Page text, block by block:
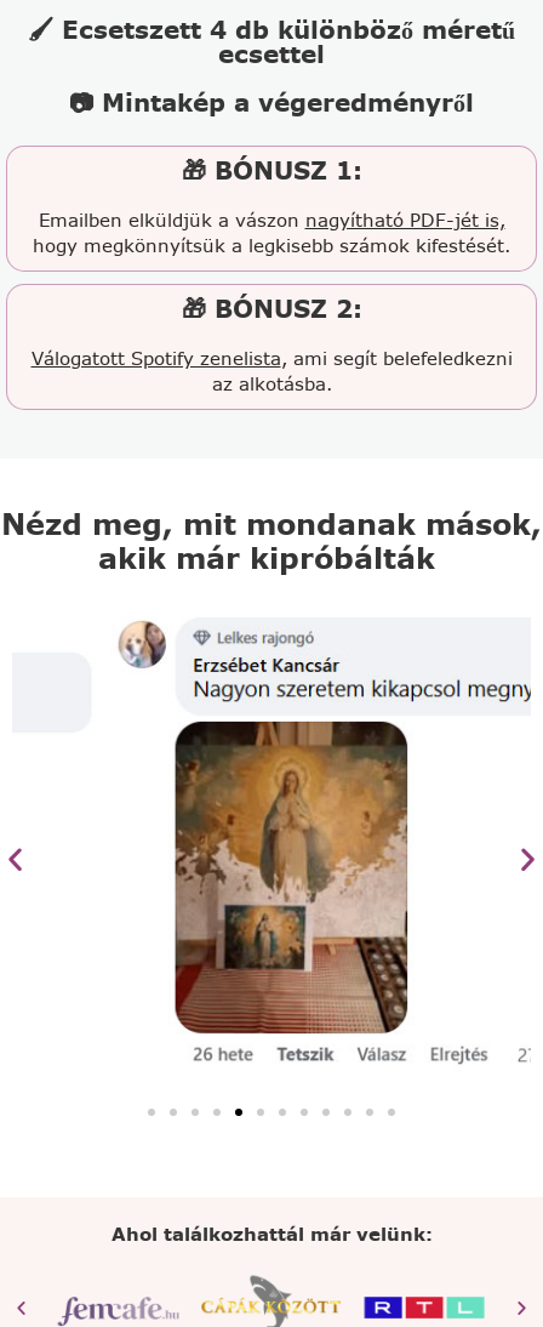
🖌️ Ecsetszett 4 db különböző méretű
ecsettel
📷 Mintakép a végeredményről
🎁 BÓNUSZ 1:
Emailben elküldjük a vászon nagyítható PDF-jét is,
hogy megkönnyítsük a legkisebb számok kifestését.
🎁 BÓNUSZ 2:
Válogatott Spotify zenelista, ami segít belefeledkezni
az alkotásba.
Nézd meg, mit mondanak mások,
akik már kipróbálták
Ahol találkozhattál már velünk: